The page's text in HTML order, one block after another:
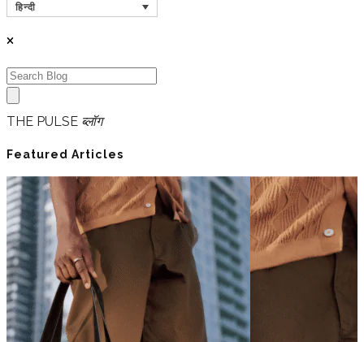
हिन्दी
THE PULSE ब्लॉग
Featured Articles